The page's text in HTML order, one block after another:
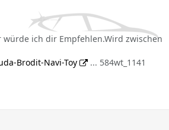
würde ich dir Empfehlen.Wird zwischen
Brodit-Navi-Toy
... 584wt_1141